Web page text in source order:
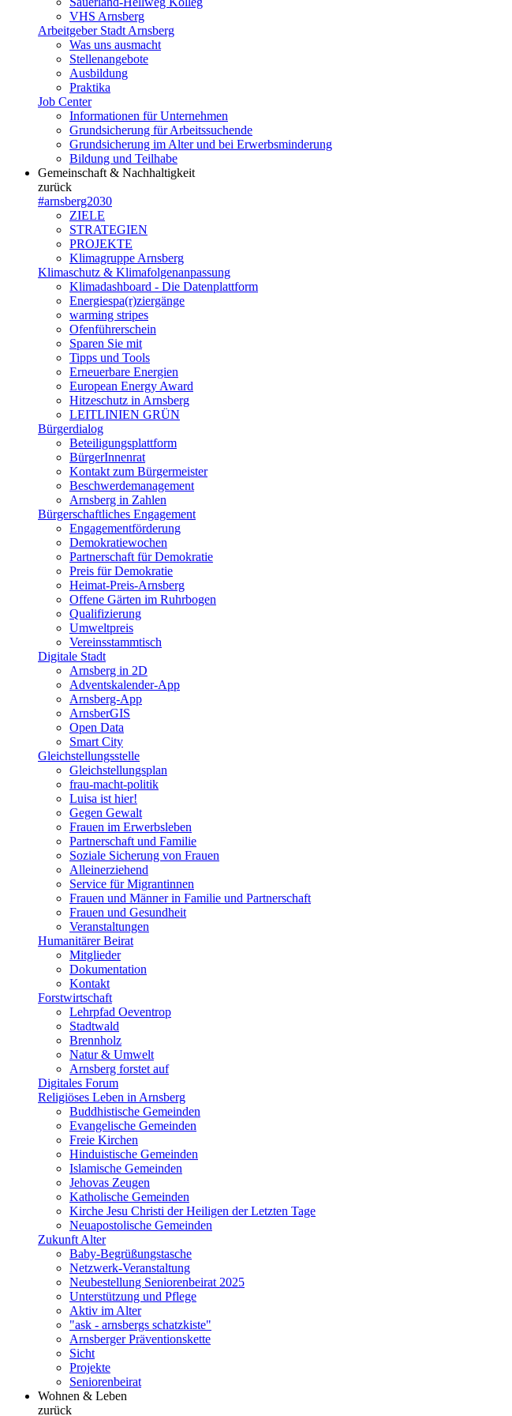
VHS Arnsberg
Arbeitgeber Stadt Arnsberg
Was uns ausmacht
Stellenangebote
Ausbildung
Praktika
Job Center
Informationen für Unternehmen
Grundsicherung für Arbeitssuchende
Grundsicherung im Alter und bei Erwerbsminderung
Bildung und Teilhabe
Gemeinschaft & Nachhaltigkeit
zurück
#arnsberg2030
ZIELE
STRATEGIEN
PROJEKTE
Klimagruppe Arnsberg
Klimaschutz & Klimafolgenanpassung
Klimadashboard - Die Datenplattform
Energiespa(r)ziergänge
warming stripes
Ofenführerschein
Sparen Sie mit
Tipps und Tools
Erneuerbare Energien
European Energy Award
Hitzeschutz in Arnsberg
LEITLINIEN GRÜN
Bürgerdialog
Beteiligungsplattform
BürgerInnenrat
Kontakt zum Bürgermeister
Beschwerdemanagement
Arnsberg in Zahlen
Bürgerschaftliches Engagement
Engagementförderung
Demokratiewochen
Partnerschaft für Demokratie
Preis für Demokratie
Heimat-Preis-Arnsberg
Offene Gärten im Ruhrbogen
Qualifizierung
Umweltpreis
Vereinsstammtisch
Digitale Stadt
Arnsberg in 2D
Adventskalender-App
Arnsberg-App
ArnsberGIS
Open Data
Smart City
Gleichstellungsstelle
Gleichstellungsplan
frau-macht-politik
Luisa ist hier!
Gegen Gewalt
Frauen im Erwerbsleben
Partnerschaft und Familie
Soziale Sicherung von Frauen
Alleinerziehend
Service für Migrantinnen
Frauen und Männer in Familie und Partnerschaft
Frauen und Gesundheit
Veranstaltungen
Humanitärer Beirat
Mitglieder
Dokumentation
Kontakt
Forstwirtschaft
Lehrpfad Oeventrop
Stadtwald
Brennholz
Natur & Umwelt
Arnsberg forstet auf
Digitales Forum
Religiöses Leben in Arnsberg
Buddhistische Gemeinden
Evangelische Gemeinden
Freie Kirchen
Hinduistische Gemeinden
Islamische Gemeinden
Jehovas Zeugen
Katholische Gemeinden
Kirche Jesu Christi der Heiligen der Letzten Tage
Neuapostolische Gemeinden
Zukunft Alter
Baby-Begrüßungstasche
Netzwerk-Veranstaltung
Neubestellung Seniorenbeirat 2025
Unterstützung und Pflege
Aktiv im Alter
"ask - arnsbergs schatzkiste"
Arnsberger Präventionskette
Sicht
Projekte
Seniorenbeirat
Wohnen & Leben
zurück